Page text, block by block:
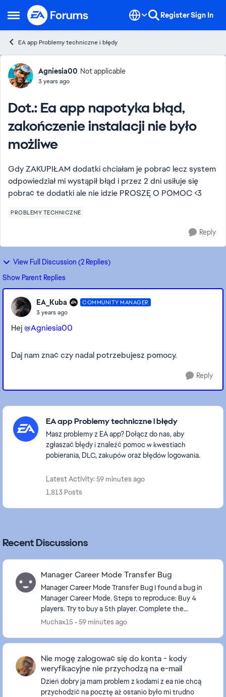
Open Side Menu
Skip to content RegisterSign In
EA app Problemy techniczne i błędy
Forum Discussion
Agniesia00 Not applicable
3 years ago
Dot.: Ea app napotyka błąd,
zakończenie instalacji nie było
możliwe
Gdy ZAKUPIŁAM dodatki chciałam je pobrać lecz system
odpowiedział mi wystąpił błąd i przez 2 dni usiłuje się
pobrać te dodatki ale nie idzie PROSZĘ O POMOC <3
PROBLEMY TECHNICZNE
Reply
View Full Discussion (2 Replies)
Show Parent Replies
EA_Kuba COMMUNITY MANAGER
3 years ago
Hej @Agniesia00
Daj nam znać czy nadal potrzebujesz pomocy.
Reply
Featured Places
EA app Problemy techniczne i błędy
Masz problemy z EA app? Dołącz do nas, aby
zgłaszać błędy i znaleźć pomoc w kwestiach
pobierania, DLC, zakupów oraz błędów logowania.
Latest Activity: 59 minutes ago
1,813 Posts
Recent Discussions
Manager Career Mode Transfer Bug
Manager Career Mode Transfer Bug I found a bug in
Manager Career Mode. Steps to reproduce: Buy 4
players. Try to buy a 5th player. Complete the
Muchax15 59 minutes ago
Nie mogę zalogować się do konta - kody
weryfikacyjne nie przychodzą na e-mail
Dzień dobry ja mam problem z kodami z ea nie chcą
przychodzić na pocztę aż ostanio było mi trudno